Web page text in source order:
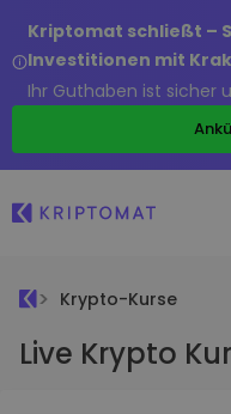
Kriptomat schließt –
Investitionen mit
Ihr Guthaben ist sicher
Krypto-Kurse
Live Krypto